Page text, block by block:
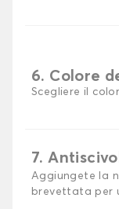
6. Colore
Scegliere il
7.
Aggiungete la
brevettata per